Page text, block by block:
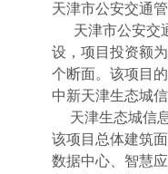
天津市公安交通
天津市公安交
设，项目投资额
个断面。该项目
中新天津生态城
天津生态城信
该项目总体建筑
数据中心、智慧